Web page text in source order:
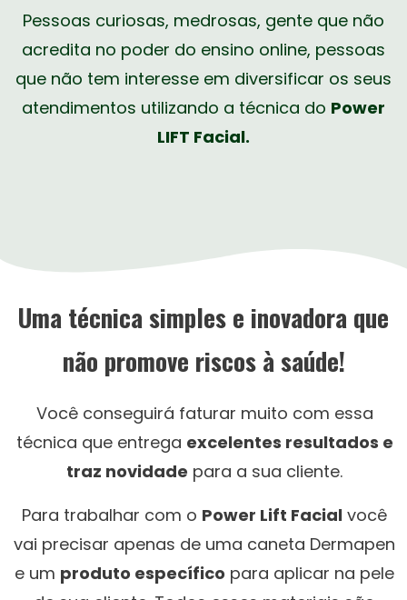
Pessoas curiosas, medrosas, gente que não
acredita no poder do ensino online, pessoas
que não tem interesse em diversificar os seus
atendimentos utilizando a técnica do Power
LIFT Facial.
Uma técnica simples e inovadora que
não promove riscos à saúde!
Você conseguirá faturar muito com essa
técnica que entrega excelentes resultados e
traz novidade para a sua cliente.
Para trabalhar com o Power Lift Facial você
vai precisar apenas de uma caneta Dermapen
e um produto específico para aplicar na pele